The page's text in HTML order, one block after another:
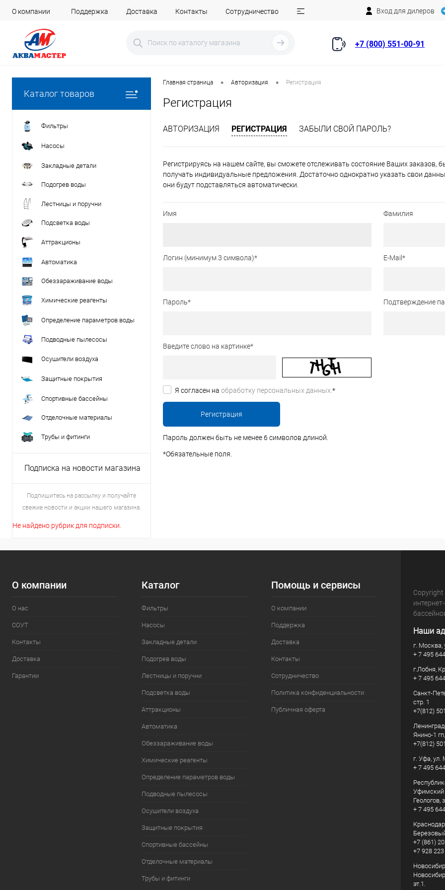
О компании Поддержка Доставка Контакты Сотрудничество Вход для дилеров
+7 (800) 551-00-91
Каталог товаров
Фильтры
Насосы
Закладные детали
Подогрев воды
Лестницы и поручни
Подсветка воды
Аттракционы
Автоматика
Обеззараживание воды
Химические реагенты
Определение параметров воды
Подводные пылесосы
Осушители воздуха
Защитные покрытия
Спортивные бассейны
Отделочные материалы
Трубы и фитинги
Подписка на новости магазина
Подпишитесь на рассылку и получайте
свежие новости и акции нашего магазина.
Не найдено рубрик для подписки.
Главная страница • Авторизация • Регистрация
Регистрация
АВТОРИЗАЦИЯ РЕГИСТРАЦИЯ ЗАБЫЛИ СВОЙ ПАРОЛЬ?
Регистрируясь на нашем сайте, вы сможете отслеживать состояние Ваших заказов,
получать индивидуальные предложения. Достаточно однократно указать свои
они будут подставляться автоматически.
Имя Фамилия
Логин (минимум 3 символа)* E-Mail *
Пароль* Подтверждение
Введите слово на картинке*
Я согласен на обработку персональных данных.*
Пароль должен быть не менее 6 символов длиной.
*Обязательные поля.
О компании
О нас
СОУТ
Контакты
Доставка
Гарантии
Каталог
Фильтры
Насосы
Закладные детали
Подогрев воды
Лестницы и поручни
Подсветка воды
Аттракционы
Автоматика
Обеззараживание воды
Химические реагенты
Определение параметров воды
Подводные пылесосы
Осушители воздуха
Защитные покрытия
Спортивные бассейны
Отделочные материалы
Трубы и фитинги
Помощь и сервисы
О компании
Поддержка
Доставка
Контакты
Сотрудничество
Политика конфиденциальности
Публичная оферта
Наши
г. Москва,
+ 7 495
г.Лобня,
+ 7 495
Санкт-
стр. 1
+7(812)
Янино-1
+7(812)
г. Уфа, ул.
+ 7 495
Уфимский
Геологов,
+ 7 495
+7 (861)
+7 928
эт.1.